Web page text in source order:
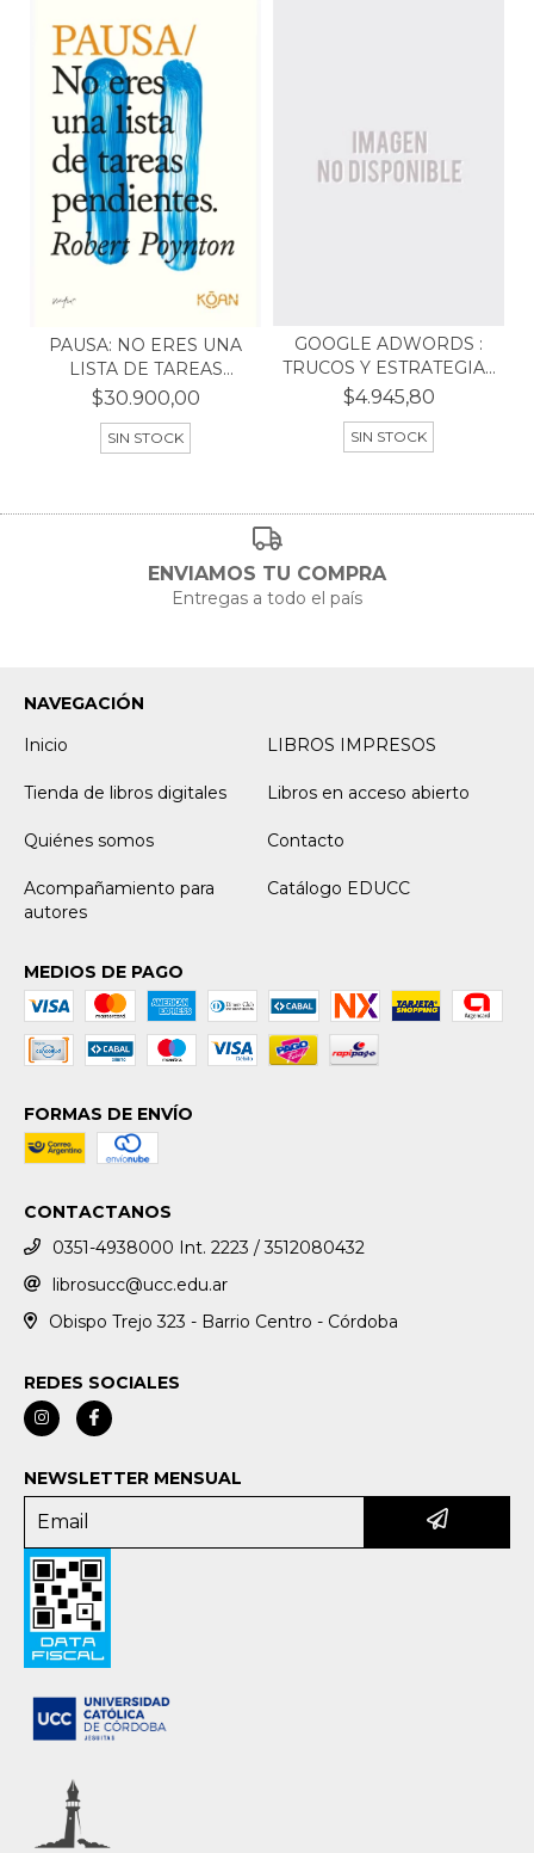
PAUSA: NO ERES UNA
LISTA DE TAREAS
PENDI...
$30.900,00
SIN STOCK
GOOGLE ADWORDS :
TRUCOS Y ESTRATEGIAS
PA...
$4.945,80
SIN STOCK
ENVIAMOS TU COMPRA
Entregas a todo el país
NAVEGACIÓN
Inicio
LIBROS IMPRESOS
Tienda de libros digitales Libros en acceso abierto
Quiénes somos Contacto
Acompañamiento para
autores
Catálogo EDUCC
MEDIOS DE PAGO
FORMAS DE ENVÍO
CONTACTANOS
0351-4938000 Int. 2223 / 3512080432
librosucc@ucc.edu.ar
Obispo Trejo 323 - Barrio Centro - Córdoba
REDES SOCIALES
NEWSLETTER MENSUAL